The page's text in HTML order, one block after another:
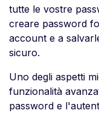
tutte le vostre
creare password
account e a
sicuro.
Uno degli aspetti
funzionalità
password e